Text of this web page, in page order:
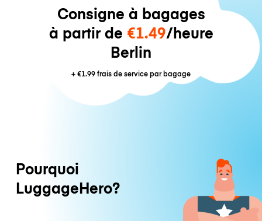
Consigne à bagages
à partir de €1.49/heure
Berlin
+€1.99frais de service par bagage
Pourquoi
LuggageHero?